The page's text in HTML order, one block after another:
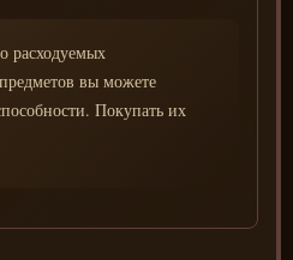
расходуемых
вы можете
Покупать их